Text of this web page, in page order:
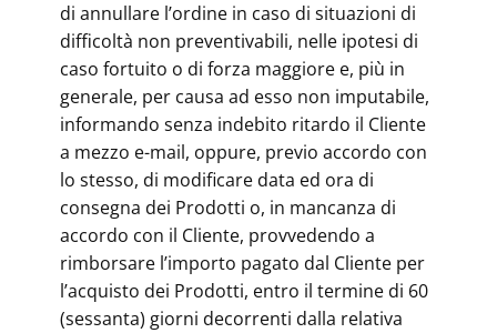
di annullare l’ordine in caso di situazioni di
difficoltà non preventivabili, nelle ipotesi di
caso fortuito o di forza maggiore e, più in
generale, per causa ad esso non imputabile,
informando senza indebito ritardo il Cliente
a mezzo e-mail, oppure, previo accordo con
lo stesso, di modificare data ed ora di
consegna dei Prodotti o, in mancanza di
accordo con il Cliente, provvedendo a
rimborsare l’importo pagato dal Cliente per
l’acquisto dei Prodotti, entro il termine di 60
(sessanta) giorni decorrenti dalla relativa